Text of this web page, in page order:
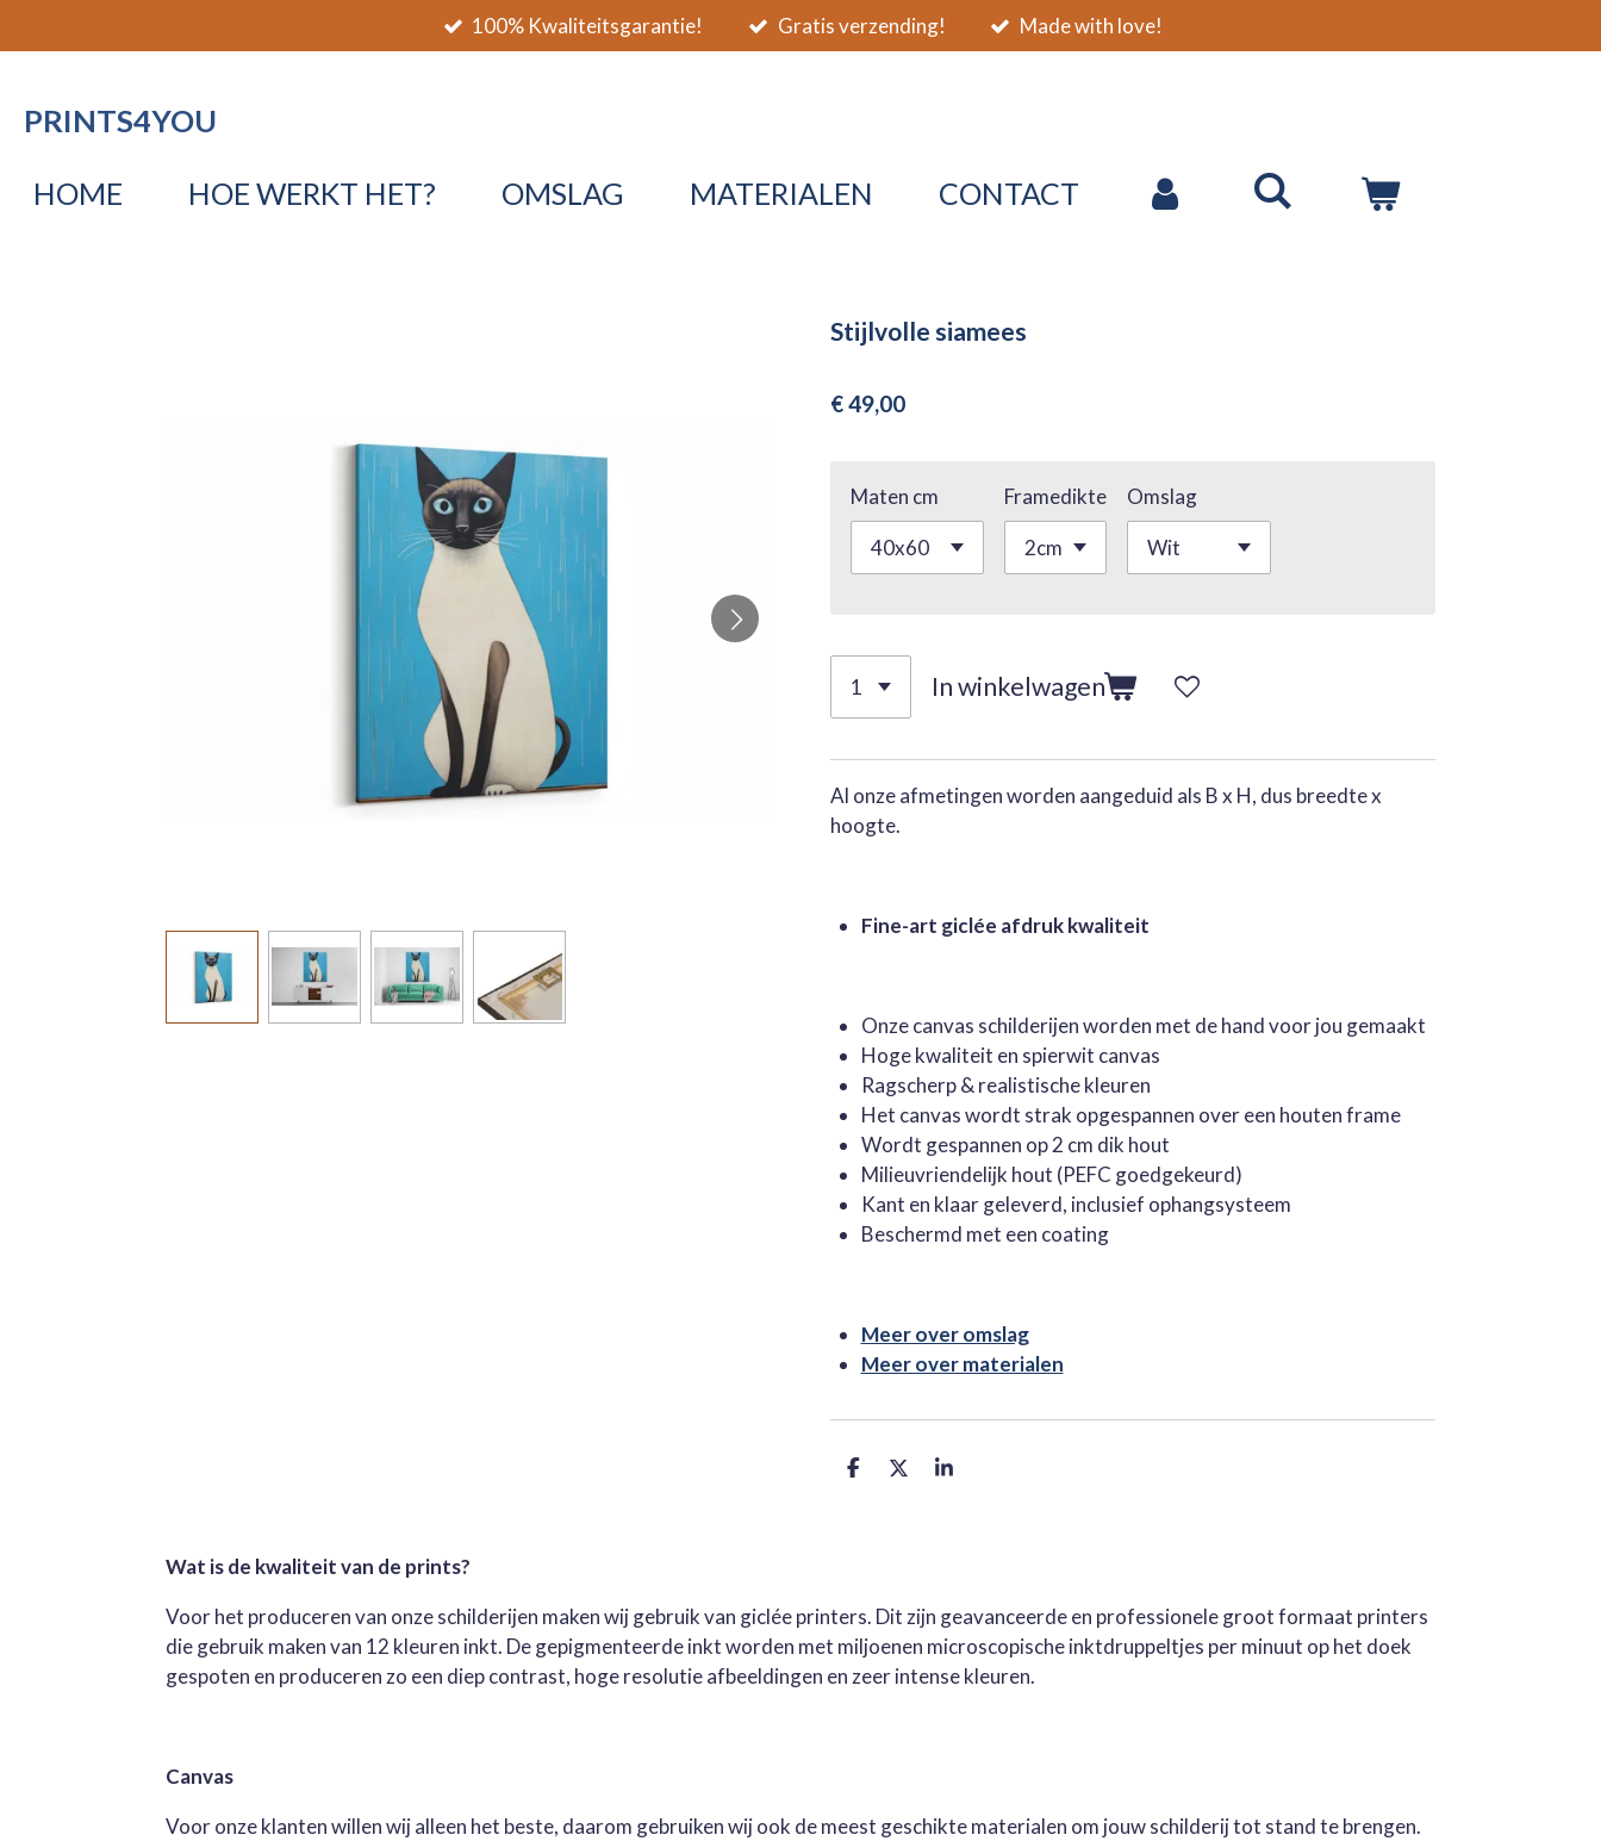
direct
de
100% Kwaliteitsgarantie! Gratis verzending! Made with love!
PRINTS4YOU
HOME HOE WERKT HET? OMSLAG MATERIALEN CONTACT
Stijlvolle siamees
€ 49,00
Maten cm Framedikte Omslag
In winkelwagen
Al onze afmetingen worden aangeduid als B x H, dus breedte x
hoogte.
Fine-art giclée afdruk kwaliteit
Onze canvas schilderijen worden met de hand voor jou gemaakt
Hoge kwaliteit en spierwit canvas
Ragscherp & realistische kleuren
Het canvas wordt strak opgespannen over een houten frame
Wordt gespannen op 2 cm dik hout
Milieuvriendelijk hout (PEFC goedgekeurd)
Kant en klaar geleverd, inclusief ophangsysteem
Beschermd met een coating
Meer over omslag
Meer over materialen
D
D
S
Wat is de kwaliteit van de prints?
Voor het produceren van onze schilderijen maken wij gebruik van giclée printers. Dit zijn geavanceerde en professionele groot formaat printers
die gebruik maken van 12 kleuren inkt. De gepigmenteerde inkt worden met miljoenen microscopische inktdruppeltjes per minuut op het doek
gespoten en produceren zo een diep contrast, hoge resolutie afbeeldingen en zeer intense kleuren.
Canvas
Voor onze klanten willen wij alleen het beste, daarom gebruiken wij ook de meest geschikte materialen om jouw schilderij tot stand te brengen.